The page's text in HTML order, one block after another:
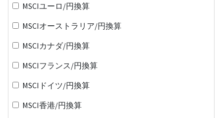
MSCIユーロ/円換算
MSCIオーストラリア/円換算
MSCIカナダ/円換算
MSCIフランス/円換算
MSCIドイツ/円換算
MSCI香港/円換算